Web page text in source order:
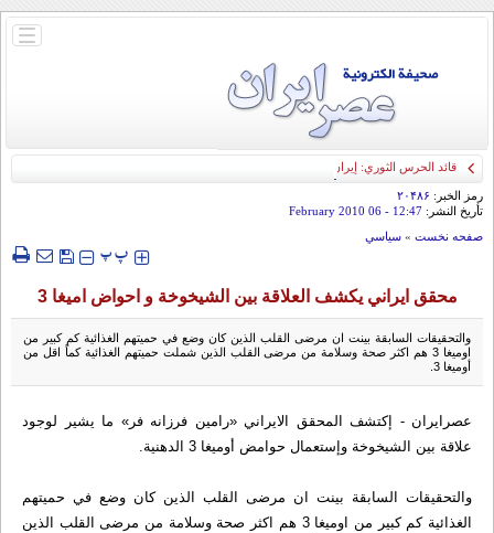
باز
قائد الحرس الثوري: إيران ستدمر أمريكا وإسرائيل والسعودية إذا تجاوزت خطوط طهران
الحمراء
رمز الخبر: ۲۰۴۸۶
تأريخ النشر: 12:47
- 06 February 2010
صفحه نخست » سياسي
‍‍‍ پپ
محقق ايراني يكشف العلاقة بين الشيخوخة و احواض اميغا 3
والتحقيقات السابقة بينت ان مرضى القلب الذين كان وضع في حميتهم الغذائية كم كبير من
اوميغا 3 هم اكثر صحة وسلامة من مرضى القلب الذين شملت حميتهم الغذائية كماً اقل من
أوميغا 3.
عصرایران - إكتشف المحقق الايراني «رامين فرزانه فر» ما يشير لوجود
علاقة بين الشيخوخة وإستعمال حوامض أوميغا 3 الدهنية.
والتحقيقات السابقة بينت ان مرضى القلب الذين كان وضع في حميتهم
الغذائية كم كبير من اوميغا 3 هم اكثر صحة وسلامة من مرضى القلب الذين